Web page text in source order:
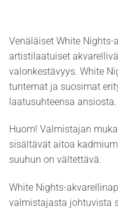
Venäläiset White
artistilaatuiset
valonkestävyys. White
tuntemat ja suosimat
laatusuhteensa ansiosta.
Huom! Valmistajan
sisältävät aitoa
suuhun on vältettävä.
White Nights-
valmistajasta johtuvista